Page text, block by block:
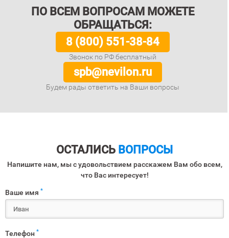
ПО ВСЕМ ВОПРОСАМ МОЖЕТЕ
ОБРАЩАТЬСЯ:
8 (800) 551-38-84
Звонок по РФ бесплатный
spb@nevilon.ru
Будем рады ответить на Ваши вопросы
ОСТАЛИСЬ ВОПРОСЫ
Напишите нам, мы с удовольствием расскажем Вам обо всем,
что Вас интересует!
Ваше имя *
Телефон *